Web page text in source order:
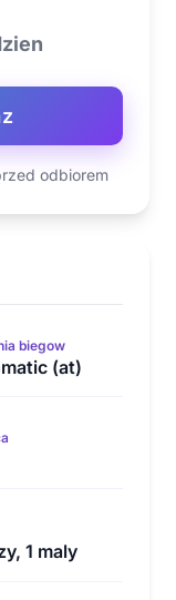
odbiorem
biegow
(at)
1 maly